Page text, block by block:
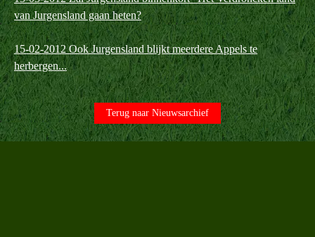
van Jurgensland gaan heten?
15-02-2012 Ook Jurgensland blijkt meerdere Appels te
herbergen...
Terug naar Nieuwsarchief